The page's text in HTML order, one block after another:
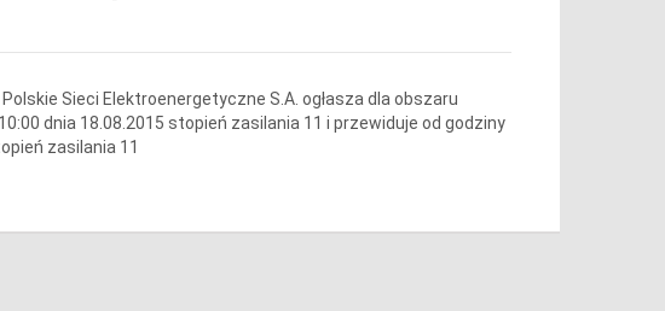
Sieci Elektroenergetyczne S.A. ogłasza dla obszaru
dnia 18.08.2015 stopień zasilania 11 i przewiduje od godziny
zasilania 11